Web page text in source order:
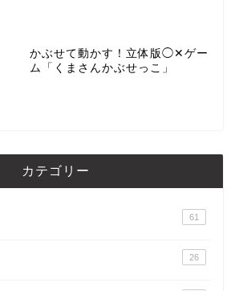
かぶせて動かす！立体版◯✕ゲー
ム「くまさんかぶせっこ」
カテゴリー
61
26